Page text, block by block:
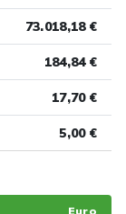
73.018,18 €
184,84 €
17,70 €
5,00 €
Euro